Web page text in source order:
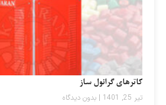
کاترهای گرانول ساز
تیر 25, 1401 بدون دیدگاه